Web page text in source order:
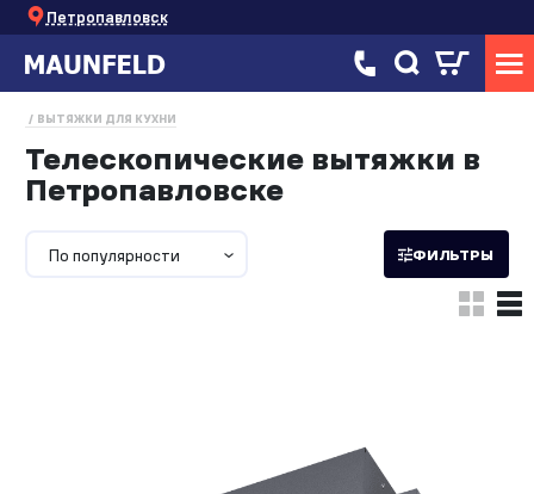
Петропавловск
ВЫТЯЖКИ ДЛЯ КУХНИ
Телескопические вытяжки в
Петропавловске
По популярности ФИЛЬТРЫ